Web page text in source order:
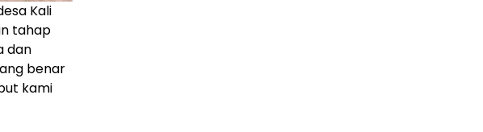
Kali
tahap
dan
benar
kami